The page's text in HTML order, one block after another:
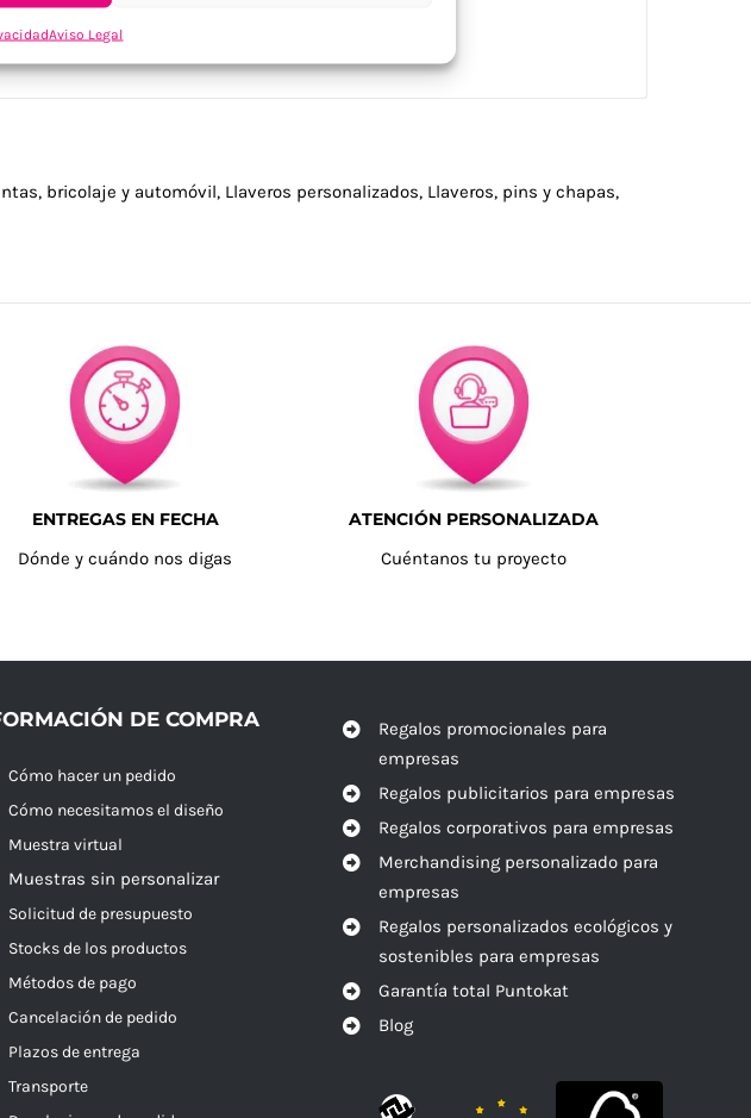
Aviso Legal
refinado.
bricolaje y automóvil, Llaveros personalizados, Llaveros, pins y chapas,
ENTREGAS EN FECHA
Dónde y cuándo nos digas
ATENCIÓN PERSONALIZADA
Cuéntanos tu proyecto
DE COMPRA
Cómo hacer un pedido
Cómo necesitamos el diseño
Muestra virtual
Muestras sin personalizar
Solicitud de presupuesto
Stocks de los productos
Métodos de pago
Cancelación de pedido
Plazos de entrega
Transporte
Regalos promocionales para
empresas
Regalos publicitarios para empresas
Regalos corporativos para empresas
Merchandising personalizado para
empresas
Regalos personalizados ecológicos y
sostenibles para empresas
Garantía total Puntokat
Blog